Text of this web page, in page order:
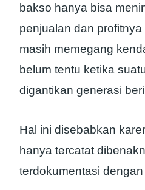
bakso hanya bisa
penjualan dan
masih memegang
belum tentu ketika
digantikan generasi
Hal ini disebabkan
hanya tercatat
terdokumentasi